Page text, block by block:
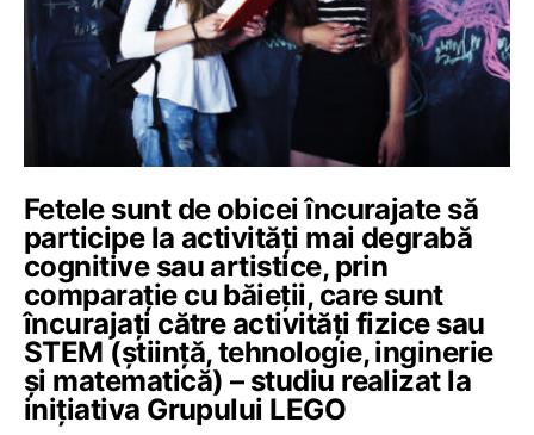
Fetele sunt de obicei încurajate să
participe la activități mai degrabă
cognitive sau artistice, prin
comparație cu băieții, care sunt
încurajați către activități fizice sau
STEM (știință, tehnologie, inginerie
și matematică) – studiu realizat la
inițiativa Grupului LEGO